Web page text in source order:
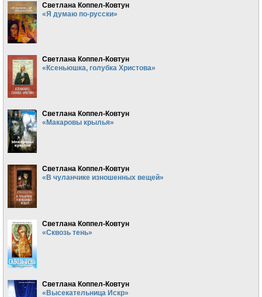
Светлана Коппел-Ковтун
«Я думаю по-русски»
Светлана Коппел-Ковтун
«Ксеньюшка, голубка Христова»
Светлана Коппел-Ковтун
«Макаровы крылья»
Светлана Коппел-Ковтун
«В чуланчике изношенных вещей»
Светлана Коппел-Ковтун
«Сквозь тень»
Светлана Коппел-Ковтун
«Высекательница Искр»